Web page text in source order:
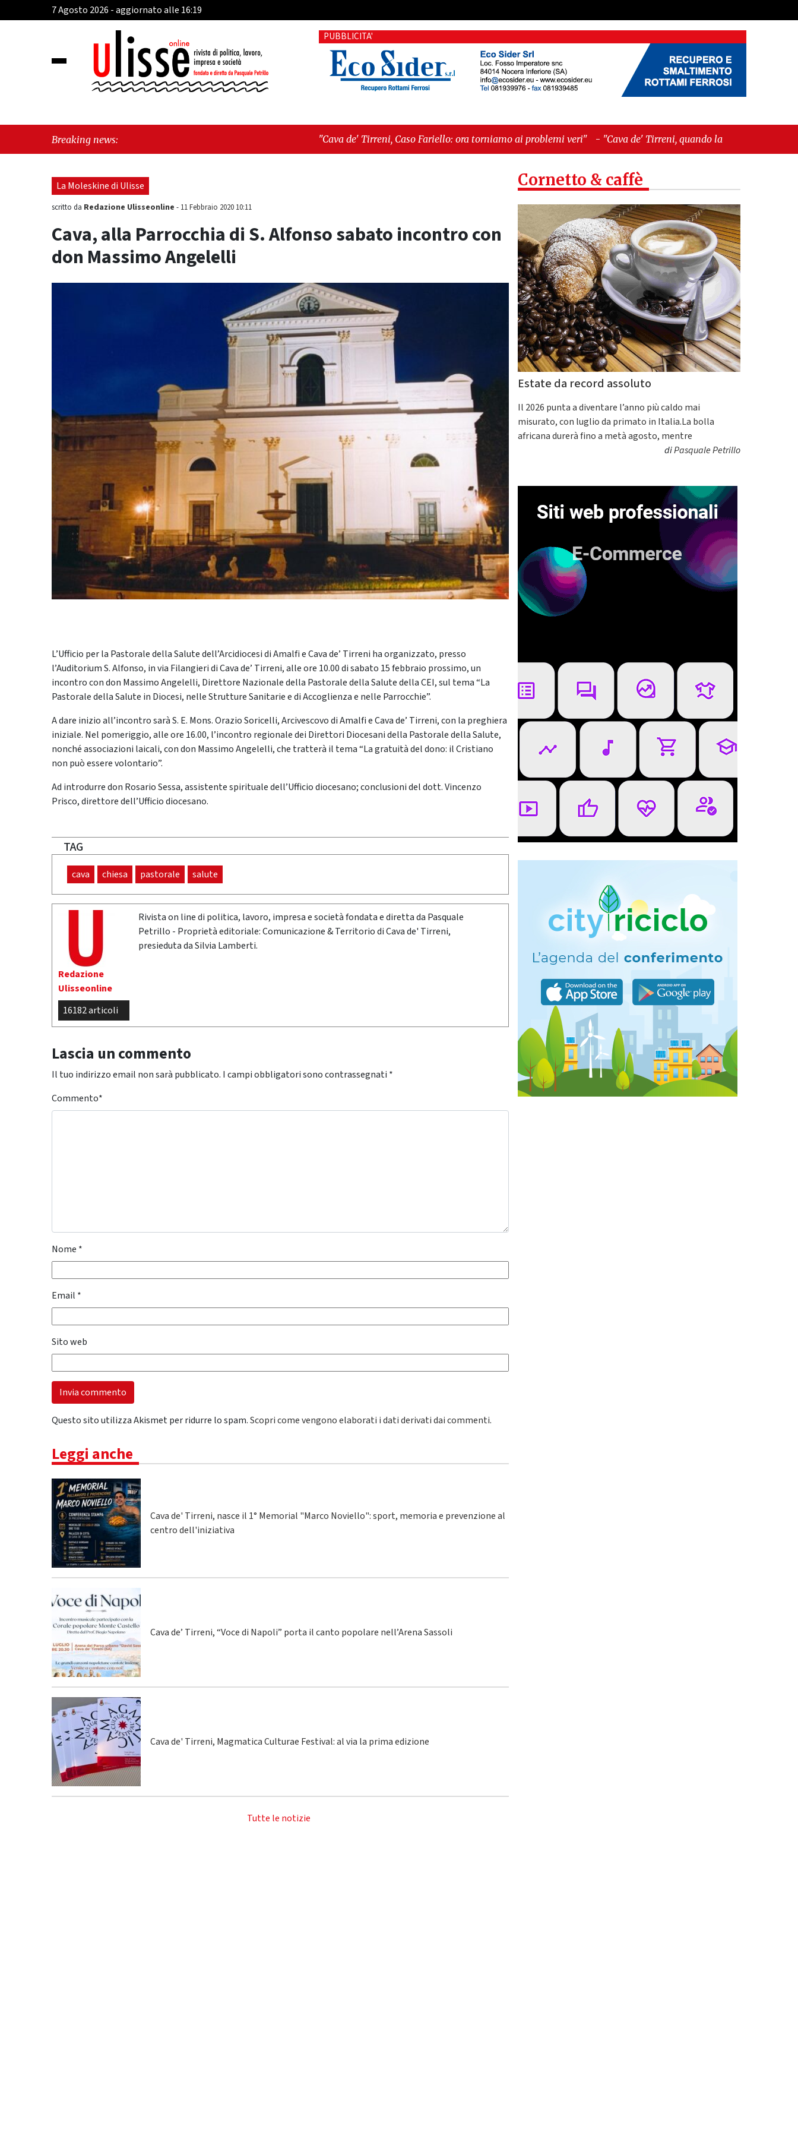
7 Agosto 2026 - aggiornato alle 16:19
PUBBLICITA'
Breaking news: "Cava de' Tirreni, Caso Fariello: ora torniamo ai problemi veri" -"Cava de' Tirreni, quando la burocrazia dimentica perché
esiste"
La Moleskine di Ulisse
scritto da Redazione Ulisseonline - 11 Febbraio 2020 10:11
Cava, alla Parrocchia di S. Alfonso sabato incontro con
don Massimo Angelelli
L’Ufficio per la Pastorale della Salute dell’Arcidiocesi di Amalfi e Cava de’ Tirreni ha organizzato, presso
l’Auditorium S. Alfonso, in via Filangieri di Cava de’ Tirreni, alle ore 10.00 di sabato 15 febbraio prossimo, un
incontro con don Massimo Angelelli, Direttore Nazionale della Pastorale della Salute della CEI, sul tema “La
Pastorale della Salute in Diocesi, nelle Strutture Sanitarie e di Accoglienza e nelle Parrocchie”.
A dare inizio all’incontro sarà S. E. Mons. Orazio Soricelli, Arcivescovo di Amalfi e Cava de’ Tirreni, con la preghiera
iniziale. Nel pomeriggio, alle ore 16.00, l’incontro regionale dei Direttori Diocesani della Pastorale della Salute,
nonché associazioni laicali, con don Massimo Angelelli, che tratterà il tema “La gratuità del dono: il Cristiano
non può essere volontario”.
Ad introdurre don Rosario Sessa, assistente spirituale dell’Ufficio diocesano; conclusioni del dott. Vincenzo
Prisco, direttore dell’Ufficio diocesano.
TAG
cava chiesa pastorale salute
Redazione
Ulisseonline
16182 articoli
Rivista on line di politica, lavoro, impresa e società fondata e diretta da Pasquale
Petrillo - Proprietà editoriale: Comunicazione & Territorio di Cava de' Tirreni,
presieduta da Silvia Lamberti.
Lascia un commento
Il tuo indirizzo email non sarà pubblicato. I campi obbligatori sono contrassegnati *
Commento*
Nome *
Email *
Sito web
Questo sito utilizza Akismet per ridurre lo spam.Scopri come vengono elaborati i dati derivati dai commenti.
Leggi anche
Cava de' Tirreni, nasce il 1° Memorial "Marco Noviello": sport, memoria e prevenzione al
centro dell'iniziativa
Cava de’ Tirreni, “Voce di Napoli” porta il canto popolare nell’Arena Sassoli
Cava de' Tirreni, Magmatica Culturae Festival: al via la prima edizione
Tutte le notizie
Cornetto & caffè
Estate da record assoluto
Il 2026 punta a diventare l’anno più caldo mai
misurato, con luglio da primato in Italia.La bolla
africana durerà fino a metà agosto, mentre
diPasquale Petrillo